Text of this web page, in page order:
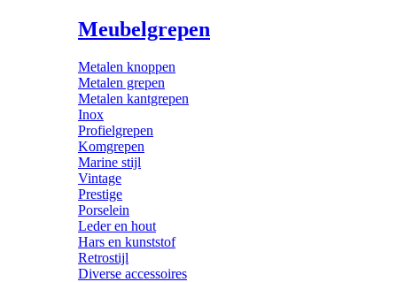
Meubelgrepen
Metalen knoppen
Metalen grepen
Metalen kantgrepen
Inox
Profielgrepen
Komgrepen
Marine stijl
Vintage
Prestige
Porselein
Leder en hout
Hars en kunststof
Retrostijl
Diverse accessoires